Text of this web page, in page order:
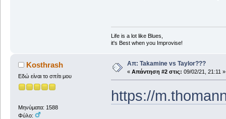
Life is a lot like Blues,
it's Best when you Improvise!
Kosthrash
Εδώ είναι το σπίτι μου
Μηνύματα: 1588
Φύλο:
Απ: Takamine vs Taylor???
« Απάντηση #2 στις: 09/02/21, 21:11 »
https://